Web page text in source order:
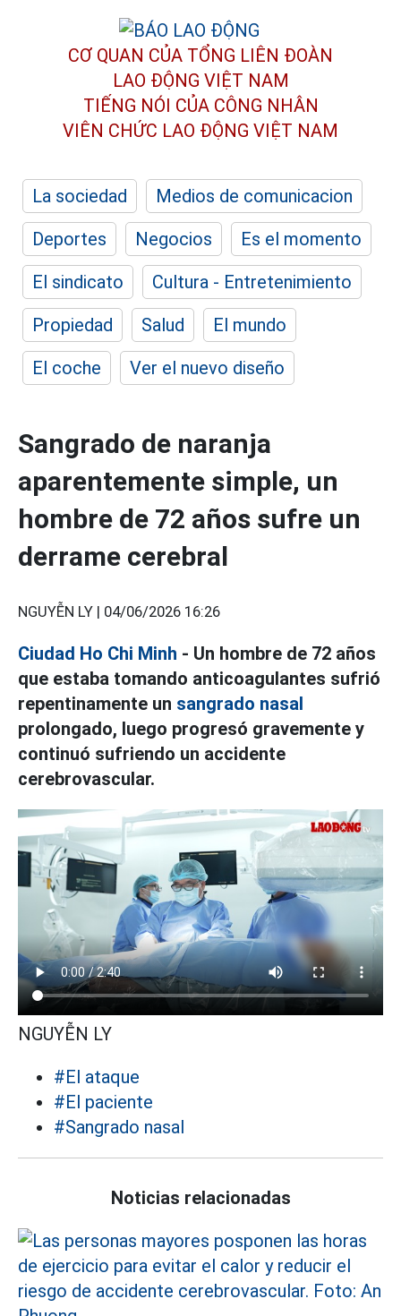
CƠ QUAN CỦA TỔNG LIÊN ĐOÀN
LAO ĐỘNG VIỆT NAM
TIẾNG NÓI CỦA CÔNG NHÂN
VIÊN CHỨC LAO ĐỘNG VIỆT NAM
La sociedad
Medios de comunicacion
Deportes
Negocios
Es el momento
El sindicato
Cultura - Entretenimiento
Propiedad
Salud
El mundo
El coche
Ver el nuevo diseño
Sangrado de naranja
aparentemente simple, un
hombre de 72 años sufre un
derrame cerebral
NGUYỄN LY | 04/06/2026 16:26
Ciudad Ho Chi Minh - Un hombre de 72 años
que estaba tomando anticoagulantes sufrió
repentinamente un sangrado nasal
prolongado, luego progresó gravemente y
continuó sufriendo un accidente
cerebrovascular.
NGUYỄN LY
#El ataque
#El paciente
#Sangrado nasal
Noticias relacionadas